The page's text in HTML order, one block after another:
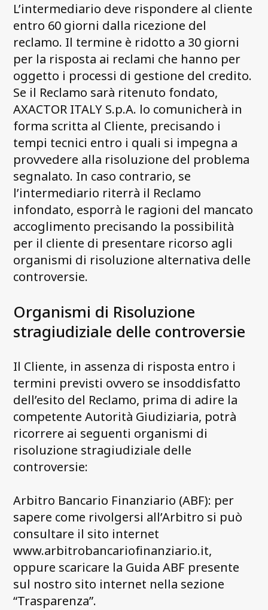
L’intermediario deve rispondere al cliente
entro 60 giorni dalla ricezione del
reclamo. Il termine è ridotto a 30 giorni
per la risposta ai reclami che hanno per
oggetto i processi di gestione del credito.
Se il Reclamo sarà ritenuto fondato,
AXACTOR ITALY S.p.A. lo comunicherà in
forma scritta al Cliente, precisando i
tempi tecnici entro i quali si impegna a
provvedere alla risoluzione del problema
segnalato. In caso contrario, se
l’intermediario riterrà il Reclamo
infondato, esporrà le ragioni del mancato
accoglimento precisando la possibilità
per il cliente di presentare ricorso agli
organismi di risoluzione alternativa delle
controversie.
Organismi di Risoluzione
stragiudiziale delle controversie
Il Cliente, in assenza di risposta entro i
termini previsti ovvero se insoddisfatto
dell’esito del Reclamo, prima di adire la
competente Autorità Giudiziaria, potrà
ricorrere ai seguenti organismi di
risoluzione stragiudiziale delle
controversie:
Arbitro Bancario Finanziario (ABF): per
sapere come rivolgersi all’Arbitro si può
consultare il sito internet
www.arbitrobancariofinanziario.it,
oppure scaricare la Guida ABF presente
sul nostro sito internet nella sezione
“Trasparenza”.